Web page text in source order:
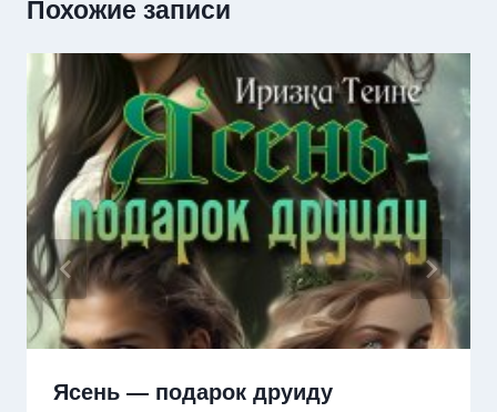
Похожие записи
Ясень — подарок друиду